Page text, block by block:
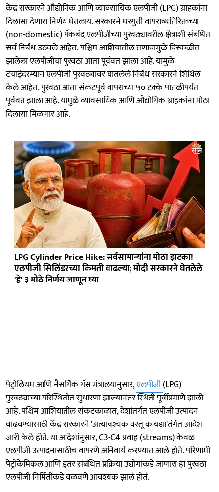
केंद्र सरकारने औद्योगिक आणि व्यावसायिक एलपीजी (LPG) ग्राहकांना
दिलासा देणारा निर्णय घेतलाय. सरकारने घरगुती वापराव्यतिरिक्तच्या
(non-domestic) पॅकबंद एलपीजीच्या पुरवठ्यावरील क्षेत्राशी संबंधित
सर्व निर्बंध उठवले आहेत. पश्चिम आशियातील तणावामुळे विस्कळीत
झालेला एलपीजीचा पुरवठा आता पूर्ववत झाला आहे. यामुळे
टंचाईदरम्यान एलपीजी पुरवठ्यावर घातलेले निर्बंध सरकारने शिथिल
केले आहेत. पुरवठा आता संकटपूर्व वापराच्या ५० टक्के पातळीपर्यंत
पूर्ववत झाला आहे. यामुळे व्यावसायिक आणि औद्योगिक ग्राहकांना मोठा
दिलासा मिळणार आहे.
LPG Cylinder Price Hike: सर्वसामान्यांना मोठा झटका!
एलपीजी सिलिंडरच्या किमती वाढल्या; मोदी सरकारने घेतलेले
'हे' ३ मोठे निर्णय जाणून घ्या
पेट्रोलियम आणि नैसर्गिक गॅस मंत्रालयानुसार,एलपीजी(LPG)
पुरवठ्याच्या परिस्थितीत सुधारणा झाल्यानंतर स्थिती पूर्वीप्रमाणे झाली
आहे. पश्चिम आशियातील संकटकाळात, देशांतर्गत एलपीजी उत्पादन
वाढवण्यासाठी केंद्र सरकारने 'अत्यावश्यक वस्तू कायद्या'तंर्गत आदेश
जारी केले होते. या आदेशांनुसार, C3-C4 प्रवाह (streams) केवळ
एलपीजी उत्पादनासाठीच वापरणे अनिवार्य करण्यात आले होते. परिणामी
पेट्रोकेमिकल आणि इतर संबंधित प्रक्रिया उद्योगांकडे जाणारा हा पुरवठा
एलपीजी निर्मितीकडे वळवणे आवश्यक झालं होतं.